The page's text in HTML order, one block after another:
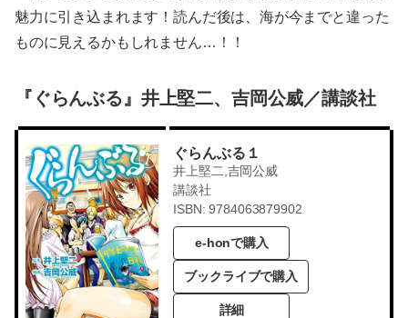
魅力に引き込まれます！読んだ後は、海が今までと違った
ものに見えるかもしれません…！！
『ぐらんぶる』井上堅二、吉岡公威／講談社
ぐらんぶる１
井上堅二,吉岡公威
講談社
ISBN: 9784063879902
e-honで購入
ブックライブで購入
詳細